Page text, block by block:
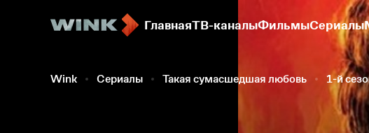
ГлавнаяТВ-каналыФильмыСериалы
Wink Сериалы Такая сумасшедшая любовь 1-й